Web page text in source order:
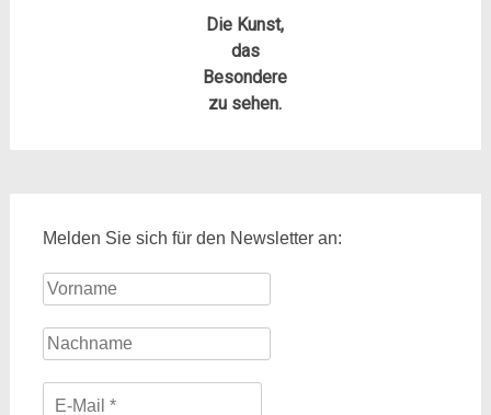
Die Kunst,
das
Besondere
zu sehen.
Melden Sie sich für den Newsletter an: